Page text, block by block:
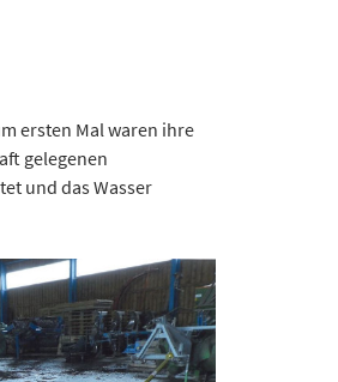
ersten Mal waren ihre
gelegenen
und das Wasser